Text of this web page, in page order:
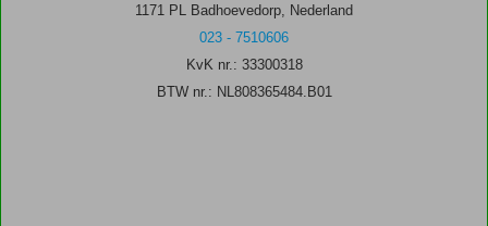
1171 PL Badhoevedorp, Nederland
023 - 7510606
KvK nr.: 33300318
BTW nr.: NL808365484.B01